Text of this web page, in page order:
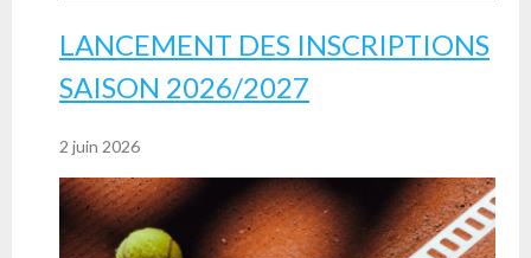
LANCEMENT DES INSCRIPTIONS
SAISON 2026/2027
2 juin 2026